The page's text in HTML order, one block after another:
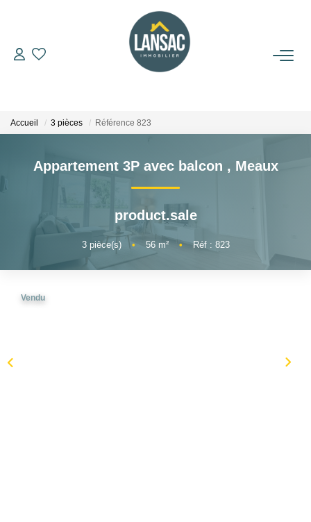
ACHETER
NOUS REJOINDRE
Accueil 3 pièces Référence 823
Appartement 3P avec balcon , Meaux
product.sale
3pièce(s) • 56m² • Réf : 823
Vendu